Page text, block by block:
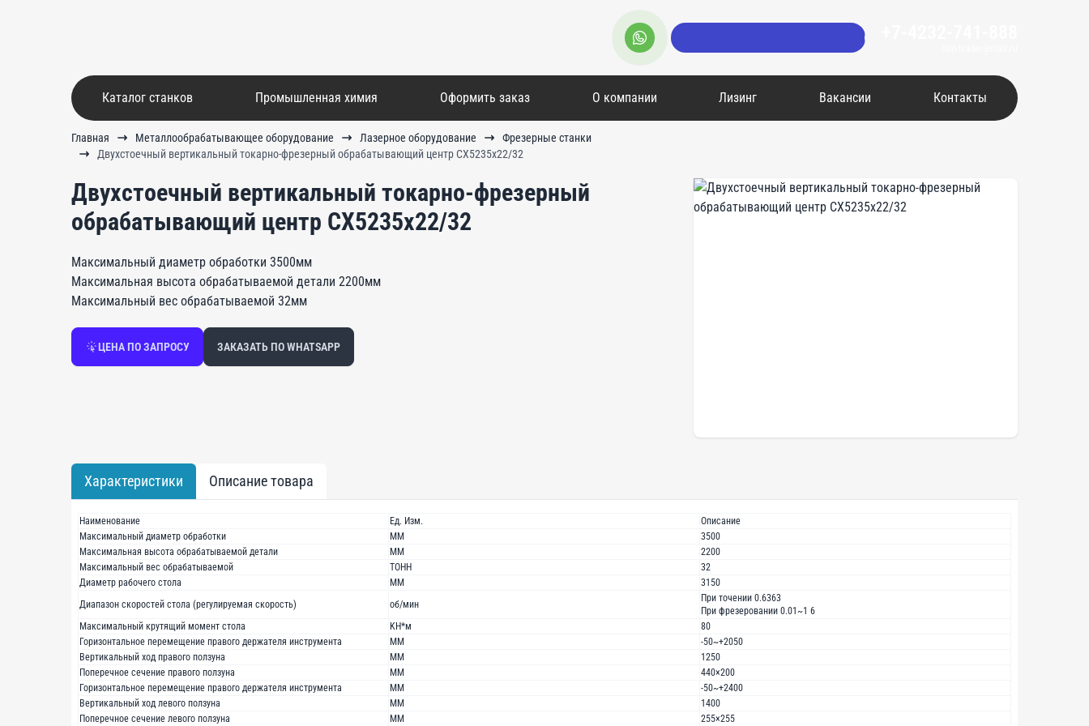
Каталог станков Промышленная химия Оформить заказ О компании Лизинг Вакансии Контакты
Главная Металлообрабатывающее оборудование Лазерное оборудование
Фрезерные станки
Двухстоечный вертикальный токарно-фрезерный обрабатывающий центр СХ5235х22/32
Двухстоечный вертикальный токарно-фрезерный
обрабатывающий центр СХ5235х22/32
Максимальный диаметр обработки 3500мм
Максимальная высота обрабатываемой детали 2200мм
Максимальный вес обрабатываемой 32мм
ЦЕНА ПО ЗАПРОСУ ЗАКАЗАТЬ ПО WHATSAPP
Характеристики Описание товара
Наименование Ед. Изм.
Описание
Максимальный диаметр обработки
MM
3500
Максимальная высота обрабатываемой детали
MM
2200
Максимальный вес обрабатываемой
TOHH
32
Диаметр рабочего стола
MM
3150
Диапазон скоростей стола (регулируемая скорость)
об/мин
При точении 0.6363
При фрезеровании 0.01~1 6
Максимальный крутящий момент стола
KH*м
80
Горизонтальное перемещение правого держателя инструмента
MM
-50~+2050
Вертикальный ход правого ползуна
MM
1250
Поперечное сечение правого ползуна
MM
440×200
Горизонтальное перемещение правого держателя инструмента
MM
-50~+2400
Вертикальный ход левого ползуна
MM
1400
Поперечное сечение левого ползуна
MM 255×255